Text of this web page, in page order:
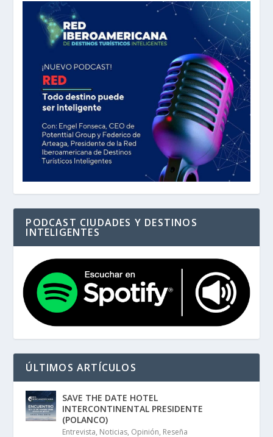
PODCAST CIUDADES Y DESTINOS
INTELIGENTES
ÚLTIMOS ARTÍCULOS
SAVE THE DATE HOTEL
INTERCONTINENTAL PRESIDENTE
(POLANCO)
Entrevista, Noticias, Opinión, Reseña